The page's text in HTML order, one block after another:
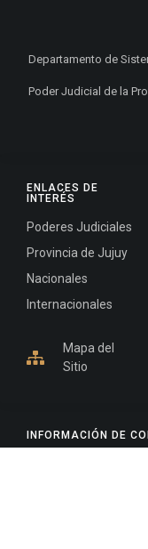
INFORMACIÓN DE
ENLACES DE
INTERÉS
Poderes Judiciales
Provincia de Jujuy
Nacionales
Internacionales
Mapa del
Sitio
Departamento de
Poder Judicial de la